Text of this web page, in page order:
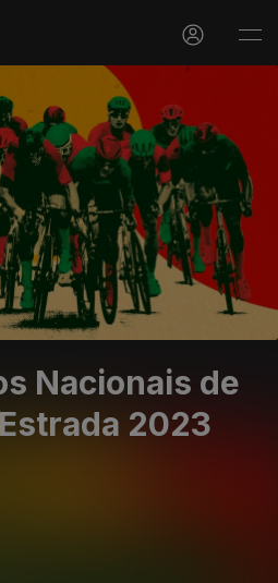
Nacionais de
2023